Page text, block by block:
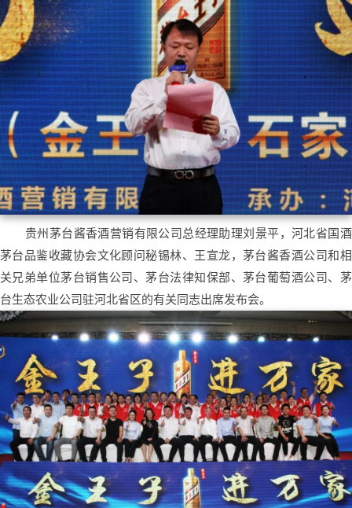
贵州茅台酱香酒营销有限公司总经理助理刘景平，河北省国酒
茅台品鉴收藏协会文化顾问秘锡林、王宣龙，茅台酱香酒公司和相
关兄弟单位茅台销售公司、茅台法律知保部、茅台葡萄酒公司、茅
台生态农业公司驻河北省区的有关同志出席发布会。